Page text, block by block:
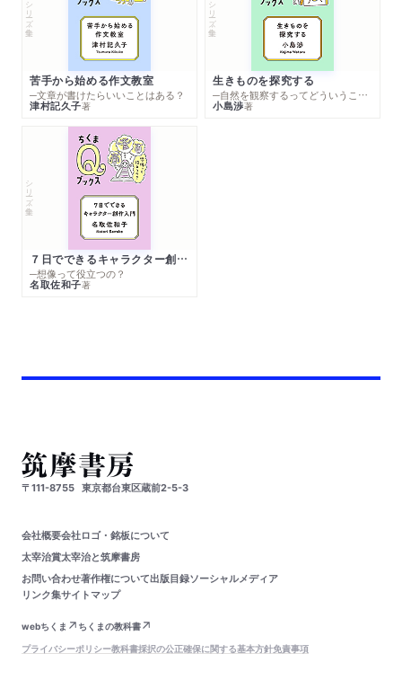
シリーズ・全集
苦手から始める作文教室
─文章が書けたらいいことはある？
津村記久子著
シリーズ・全集
生きものを探究する
─自然を観察するってどういうこと？
小島渉著
シリーズ・全集
７日でできるキャラクター創作入門
─想像って役立つの？
名取佐和子著
〒111-8755 東京都台東区蔵前2-5-3
会社概要会社ロゴ・銘板について
太宰治賞太宰治と筑摩書房
お問い合わせ著作権について出版目録ソーシャルメディア
リンク集サイトマップ
webちくま
ちくまの教科書
プライバシーポリシー教科書採択の公正確保に関する基本方針免責事項